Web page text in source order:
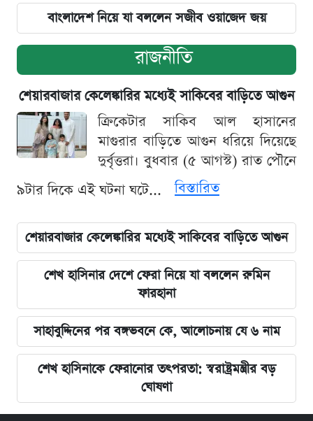
বাংলাদেশ নিয়ে যা বললেন সজীব ওয়াজেদ জয়
রাজনীতি
শেয়ারবাজার কেলেঙ্কারির মধ্যেই সাকিবের বাড়িতে আগুন
ক্রিকেটার সাকিব আল হাসানের
মাগুরার বাড়িতে আগুন ধরিয়ে দিয়েছে
দুর্বৃত্তরা। বুধবার (৫ আগস্ট) রাত পৌনে
৯টার দিকে এই ঘটনা ঘটে...
বিস্তারিত
শেয়ারবাজার কেলেঙ্কারির মধ্যেই সাকিবের বাড়িতে আগুন
শেখ হাসিনার দেশে ফেরা নিয়ে যা বললেন রুমিন
ফারহানা
সাহাবুদ্দিনের পর বঙ্গভবনে কে, আলোচনায় যে ৬ নাম
শেখ হাসিনাকে ফেরানোর তৎপরতা: স্বরাষ্ট্রমন্ত্রীর বড়
ঘোষণা